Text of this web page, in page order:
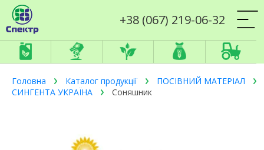
+38 (067) 219-06-32
Головна Каталог продукції
ПОСІВНИЙ МАТЕРІАЛ
СИНГЕНТА УКРАЇНА
Соняшник